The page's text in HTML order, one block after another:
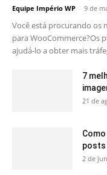
Equipe Império WP - 9 de
Você está procurando os
para WooCommerce?Os
ajudá-lo a obter mais
7
21 de
posts
2 de